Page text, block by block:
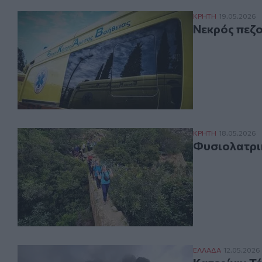
Νεκρός
ΚΡΗΤΗ 19.05.2026
Νεκρός
Φυσιολατρική
ΚΡΗΤΗ 18.05.2026
Κατερίνη:
ΕΛΛAΔΑ 12.05.2026